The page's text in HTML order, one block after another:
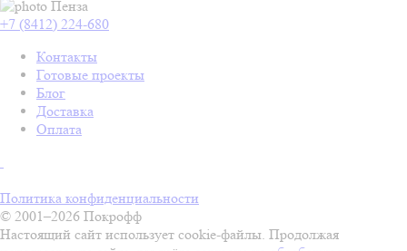
Пенза
+7 (8412) 224-680
Контакты
Готовые проекты
Блог
Доставка
Оплата
Политика конфиденциальности
© 2001–2026 Покрофф
Настоящий сайт использует cookie-файлы. Продолжая